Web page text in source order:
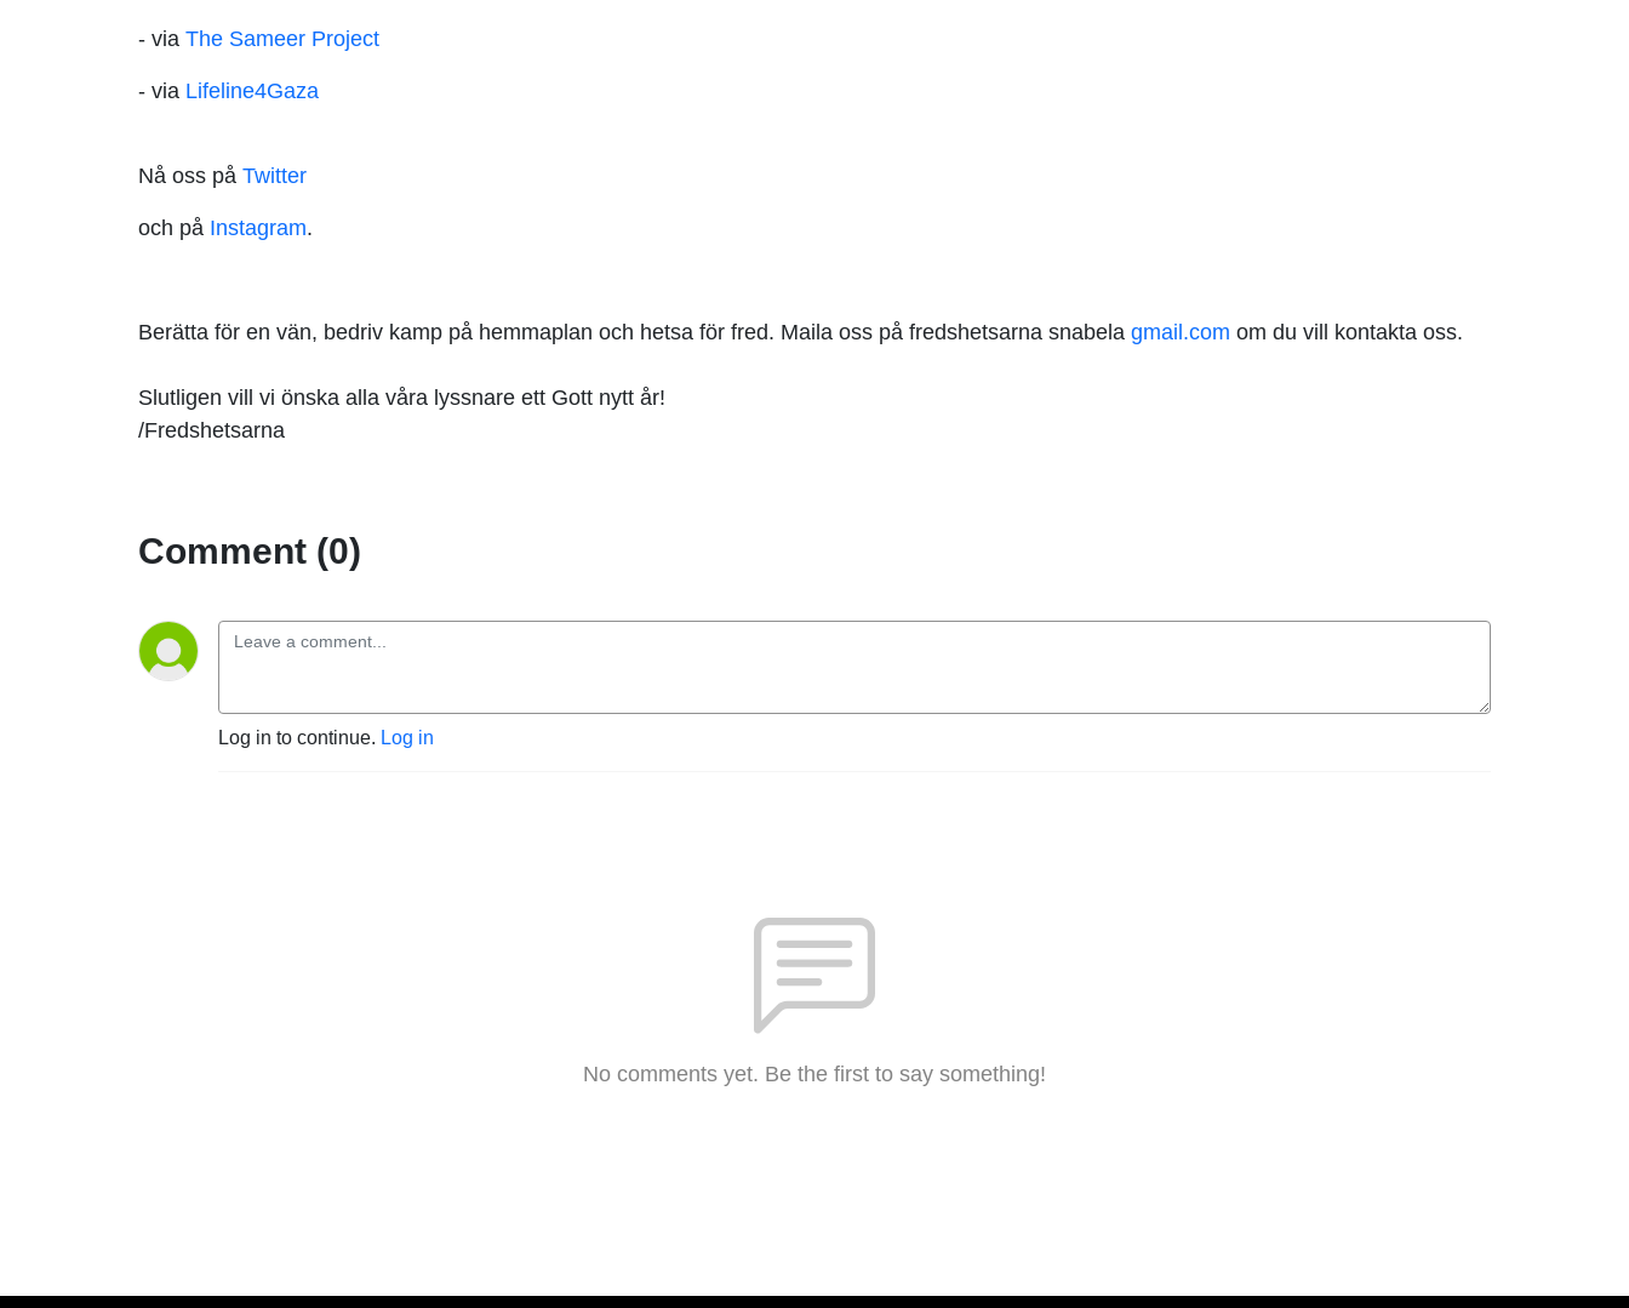
- via The Sameer Project
- via Lifeline4Gaza
Nå oss på Twitter
och på Instagram.
Berätta för en vän, bedriv kamp på hemmaplan och hetsa för fred. Maila oss på fredshetsarna snabela gmail.com om du vill kontakta oss.
Slutligen vill vi önska alla våra lyssnare ett Gott nytt år!
/Fredshetsarna
Comment (0)
Log in to continue. Log in
No comments yet. Be the first to say something!